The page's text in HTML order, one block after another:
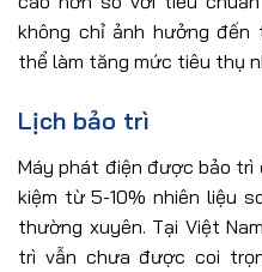
không chỉ ảnh hưởng
thể làm tăng mức tiêu thụ
Lịch bảo trì
Máy phát điện được bảo
kiệm từ 5-10% nhiên liệu
thường xuyên. Tại Việt
trì vẫn chưa được coi